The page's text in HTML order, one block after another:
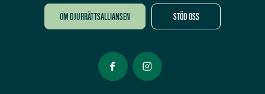
OM DJURRÄTTSALLIANSEN STÖD OSS
Öppnas i nytt fönster